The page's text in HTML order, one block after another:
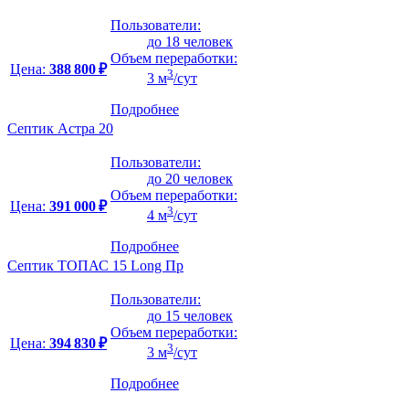
Цена: 388 800 ₽
Пользователи:
до 18 человек
Объем переработки:
3 м3/сут
Подробнее
Септик Астра 20
Цена: 391 000 ₽
Пользователи:
до 20 человек
Объем переработки:
4 м3/сут
Подробнее
Септик ТОПАС 15 Long Пр
Цена: 394 830 ₽
Пользователи:
до 15 человек
Объем переработки:
3 м3/сут
Подробнее